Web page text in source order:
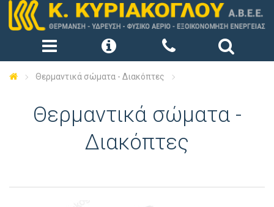
Θερμαντικά σώματα - Διακόπτες
Θερμαντικά σώματα -
Διακόπτες